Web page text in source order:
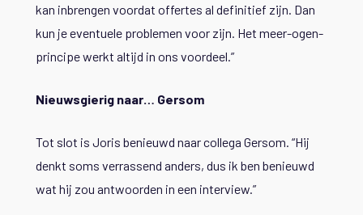
kan inbrengen voordat offertes al definitief zijn. Dan
kun je eventuele problemen voor zijn. Het meer-ogen-
principe werkt altijd in ons voordeel.”
Nieuwsgierig naar… Gersom
Tot slot is Joris benieuwd naar collega Gersom. “Hij
denkt soms verrassend anders, dus ik ben benieuwd
wat hij zou antwoorden in een interview.”